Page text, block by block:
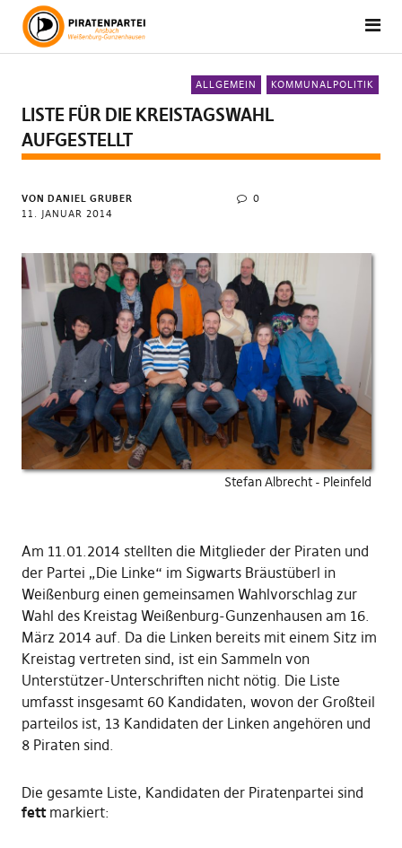
ALLGEMEIN KOMMUNALPOLITIK
LISTE FÜR DIE KREISTAGSWAHL
AUFGESTELLT
VON DANIEL GRUBER
11. JANUAR 2014
0
Stefan Albrecht - Pleinfeld
Am 11.01.2014 stellten die Mitglieder der Piraten und
der Partei „Die Linke“ im Sigwarts Bräustüberl in
Weißenburg einen gemeinsamen Wahlvorschlag zur
Wahl des Kreistag Weißenburg-Gunzenhausen am 16.
März 2014 auf. Da die Linken bereits mit einem Sitz im
Kreistag vertreten sind, ist ein Sammeln von
Unterstützer-Unterschriften nicht nötig. Die Liste
umfasst insgesamt 60 Kandidaten, wovon der Großteil
parteilos ist, 13 Kandidaten der Linken angehören und
8 Piraten sind.
Die gesamte Liste, Kandidaten der Piratenpartei sind
fettmarkiert: